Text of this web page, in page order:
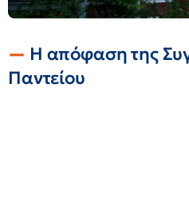
Η απόφαση της
Παντείου